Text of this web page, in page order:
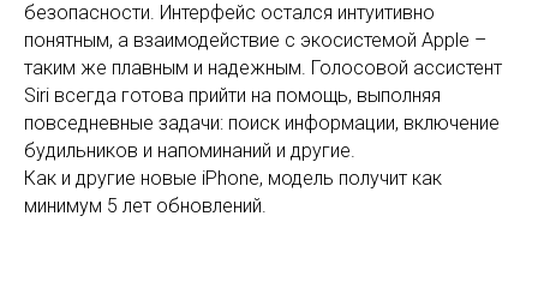
безопасности. Интерфейс остался интуитивно
понятным, а взаимодействие с экосистемой Apple –
таким же плавным и надежным. Голосовой ассистент
Siri всегда готова прийти на помощь, выполняя
повседневные задачи: поиск информации, включение
будильников и напоминаний и другие.
Как и другие новые iPhone, модель получит как
минимум 5 лет обновлений.